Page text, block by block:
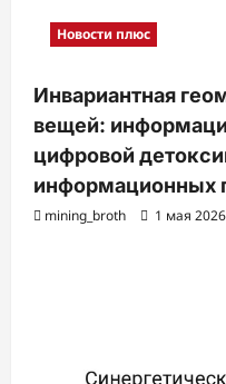
Новости плюс
Инвариантная
вещей:
цифровой
информационных
mining_broth 1 мая 2026